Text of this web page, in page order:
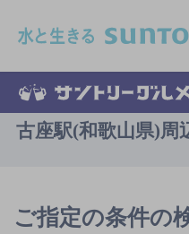
古座駅(和歌山県)周
ご指定の条件の